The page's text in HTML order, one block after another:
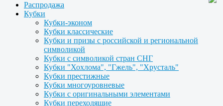
Распродажа
Кубки
Кубки-эконом
Кубки классические
Кубки и призы с российской и региональной
символикой
Кубки с символикой стран СНГ
Кубки "Хохлома", "Гжель", "Хрусталь"
Кубки престижные
Кубки многоуровневые
Кубки с оригинальными элементами
Кубки переходящие